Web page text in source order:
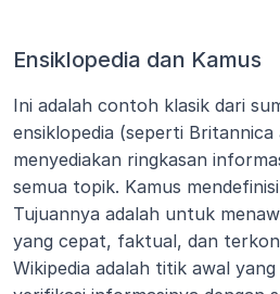
Ensiklopedia dan Kamus
Ini adalah contoh klasik dari
ensiklopedia (seperti Britannica
menyediakan ringkasan
semua topik. Kamus
Tujuannya adalah untuk
yang cepat, faktual, dan
Wikipedia adalah titik awal